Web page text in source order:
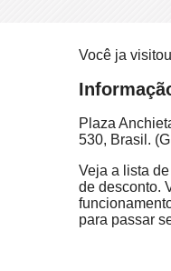
Você ja
Plaza
530, Brasil.
Veja a lista
de desconto.
para passar